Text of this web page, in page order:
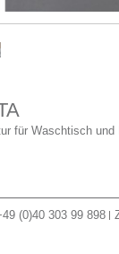
für Waschtisch und
(0)40 303 99 898